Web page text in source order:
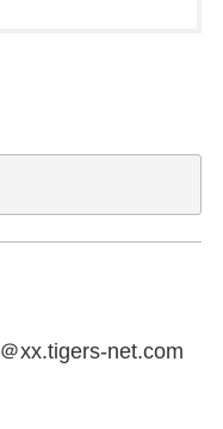
＠xx.tigers-net.com